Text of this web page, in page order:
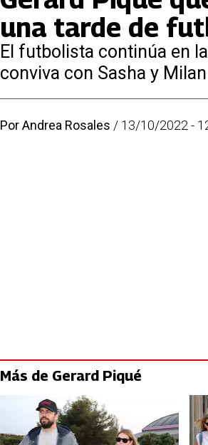
una tarde de
El futbolista continúa en
conviva con Sasha y Milan
PorAndrea Rosales / 13/10/2022 -
Más de Gerard Piqué